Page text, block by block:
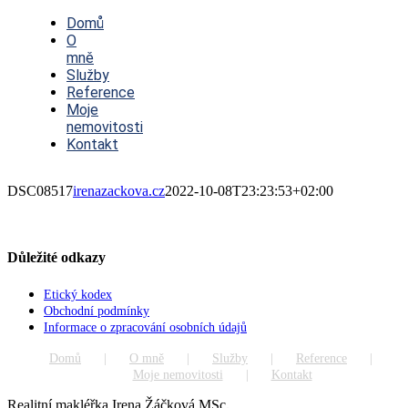
NavigationDomů
O
mně
Služby
Reference
Moje
nemovitosti
Kontakt
DSC08517irenazackova.cz2022-10-08T23:23:53+02:00
Důležité odkazy
Etický kodex
Obchodní podmínky
Informace o zpracování osobních údajů
Domů O mně Služby
Reference
Moje nemovitosti
Kontakt
Realitní makléřka Irena Žáčková MSc.